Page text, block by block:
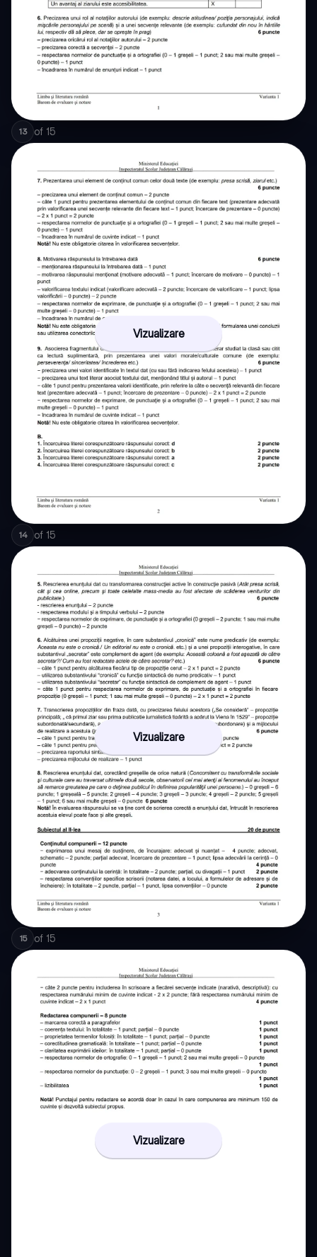
13 of 15
Vizualizare
14 of 15
Vizualizare
15 of 15
Vizualizare